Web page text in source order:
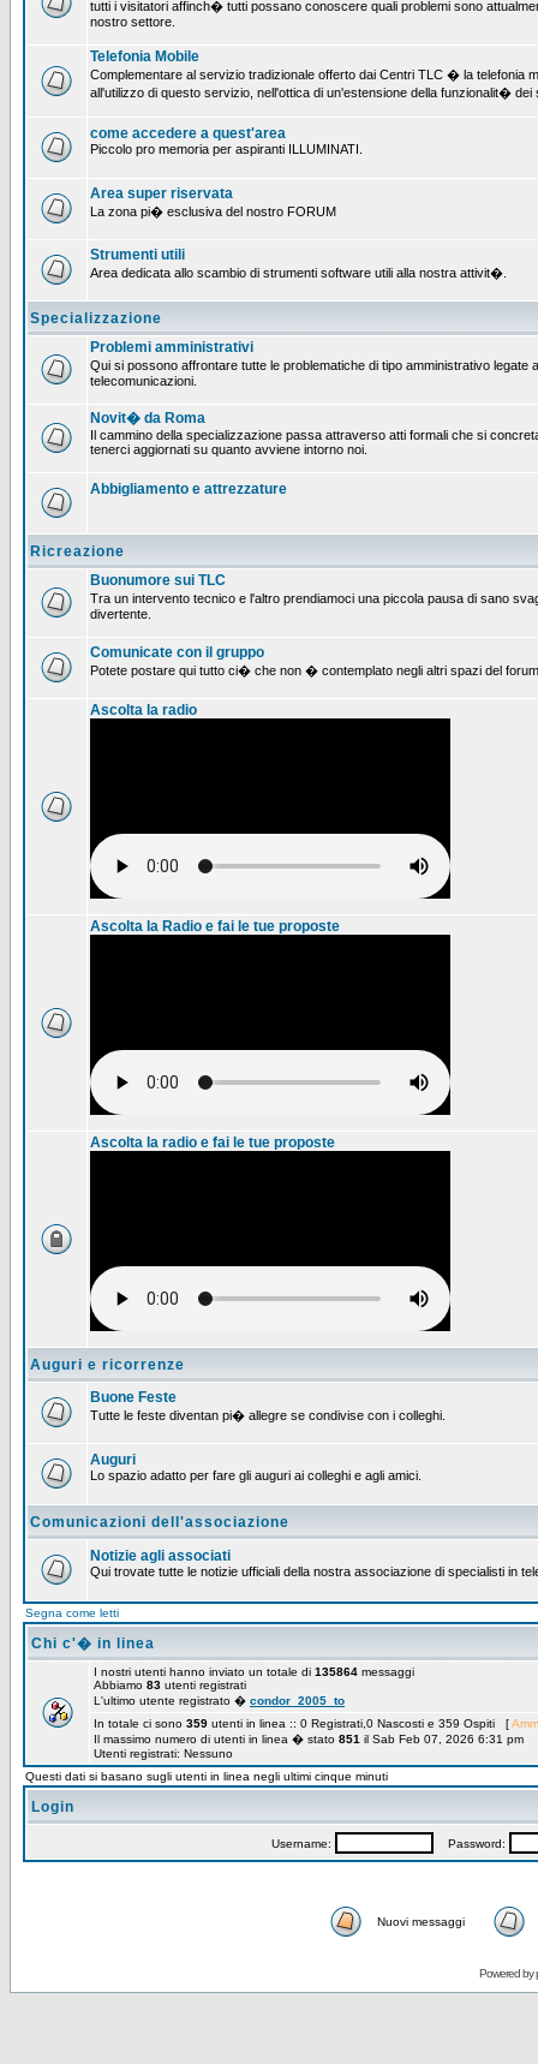
tutti i visitatori affinch� tutti possano conoscere quali problemi sono
nostro settore.
Telefonia Mobile
Complementare al servizio tradizionale offerto dai Centri TLC � la telefonia
all'utilizzo di questo servizio, nell'ottica di un'estensione della funzionalit�
come accedere a quest'area
Piccolo pro memoria per aspiranti ILLUMINATI.
Area super riservata
La zona pi� esclusiva del nostro FORUM
Strumenti utili
Area dedicata allo scambio di strumenti software utili alla nostra attivit�.
Specializzazione
Problemi amministrativi
Qui si possono affrontare tutte le problematiche di tipo amministrativo
telecomunicazioni.
Novit� da Roma
Il cammino della specializzazione passa attraverso atti formali che si
tenerci aggiornati su quanto avviene intorno noi.
Abbigliamento e attrezzature
Ricreazione
Buonumore sui TLC
Tra un intervento tecnico e l'altro prendiamoci una piccola pausa di sano
divertente.
Comunicate con il gruppo
Potete postare qui tutto ci� che non � contemplato negli altri spazi del
Ascolta la radio
Ascolta la Radio e fai le tue proposte
Ascolta la radio e fai le tue proposte
Auguri e ricorrenze
Buone Feste
Tutte le feste diventan pi� allegre se condivise con i colleghi.
Auguri
Lo spazio adatto per fare gli auguri ai colleghi e agli amici.
Comunicazioni dell'associazione
Notizie agli associati
Qui trovate tutte le notizie ufficiali della nostra associazione di specialisti in
Segna come letti
Chi c'� in linea
I nostri utenti hanno inviato un totale di 135864 messaggi
Abbiamo 83 utenti registrati
L'ultimo utente registrato � condor_2005_to
In totale ci sono 359 utenti in linea :: 0 Registrati,0 Nascosti e 359 Ospiti [
Il massimo numero di utenti in linea � stato 851 il Sab Feb 07, 2026 6:31 pm
Utenti registrati: Nessuno
Questi dati si basano sugli utenti in linea negli ultimi cinque minuti
Login
Username: Password:
Nuovi messaggi
Powered by